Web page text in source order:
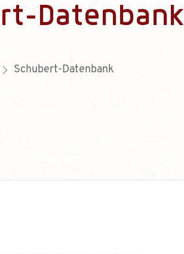
Datenbank
Schubert-Datenbank